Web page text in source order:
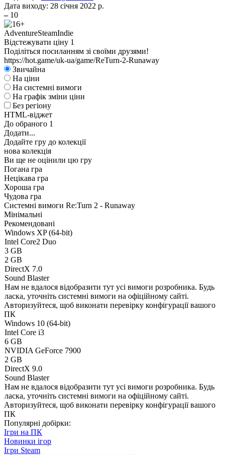
Дата виходу: 28 січня 2022 р.
– 10
AdventureSteamIndie
Відстежувати ціну 1
Поділіться посиланням зі своїми друзями!
https://hot.game/uk-ua/game/ReTurn-2-Runaway
Звичайна
На ціни
На системні вимоги
На графік зміни ціни
Без регіону
HTML-віджет
До обраного 1
Додати...
Додайте гру до колекції
нова колекція
Ви ще не оцінили цю гру
Погана гра
Нецікава гра
Хороша гра
Чудова гра
Системні вимоги Re:Turn 2 - Runaway
Мінімальні
Рекомендовані
Windows XP (64-bit)
Intel Core2 Duo
3 GB
2 GB
DirectX 7.0
Sound Blaster
Нам не вдалося відобразити тут усі вимоги розробника. Будь
ласка, уточніть системні вимоги на офіційному сайті.
Авторизуйтеся, щоб виконати перевірку конфігурації вашого
ПК
Windows 10 (64-bit)
Intel Core i3
6 GB
NVIDIA GeForce 7900
2 GB
DirectX 9.0
Sound Blaster
Нам не вдалося відобразити тут усі вимоги розробника. Будь
ласка, уточніть системні вимоги на офіційному сайті.
Авторизуйтеся, щоб виконати перевірку конфігурації вашого
ПК
Популярні добірки:
Ігри на ПК
Новинки ігор
Ігри Steam